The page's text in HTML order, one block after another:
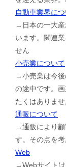
自動車業界に
→日本の一大産
います。関連
せん
小売業について
→小売業は今後
の途中です。
たくはありませ
通販について
→通販により顧
す。その点を
Web
→Webサイト